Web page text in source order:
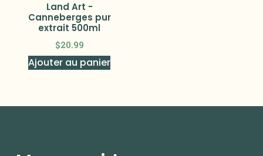
Land Art -
Canneberges pur
extrait 500ml
$20.99
Ajouter au panier